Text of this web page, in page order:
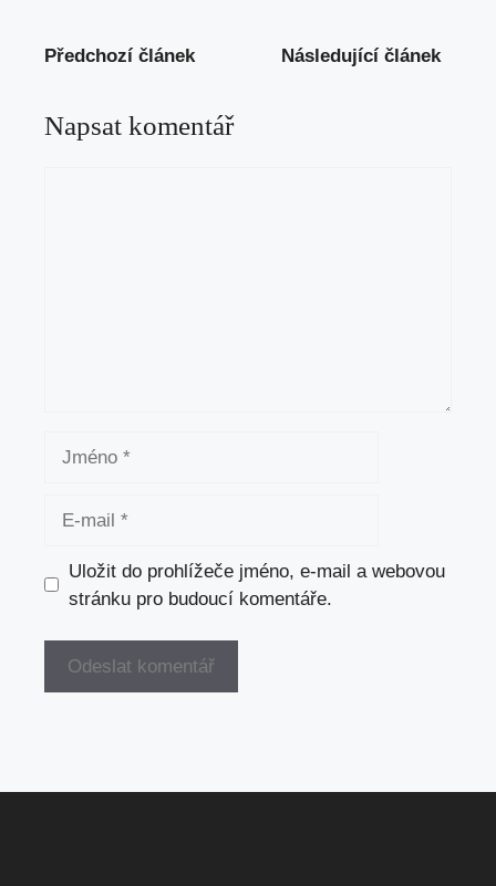
Předchozí článek Následující článek
Napsat komentář
Uložit do prohlížeče jméno, e-mail a webovou
stránku pro budoucí komentáře.